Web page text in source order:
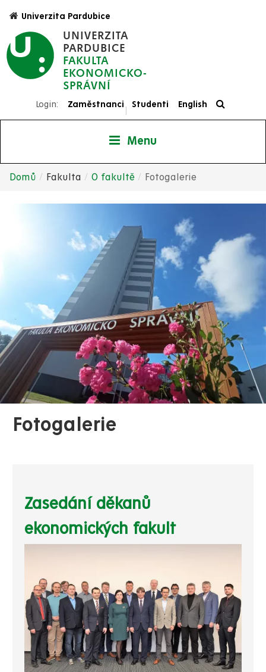
hlavnímu
obsahu
UNIVERZITA
PARDUBICE
FAKULTA
EKONOMICKO-
SPRÁVNÍ
Univerzita Pardubice
Login: Zaměstnanci
|
Studenti English
Menu
Domů Fakulta O fakultě Fotogalerie
Fotogalerie
Zasedání děkanů
ekonomických fakult